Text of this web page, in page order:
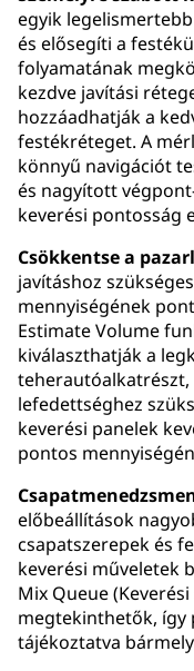
egyik
és elősegíti a
folyamatának
kezdve javítási
hozzáadhatják a
festékréteget. A
könnyű navigációt
és nagyított
keverési pontosság
Csökkentse a
javításhoz
mennyiségének
Estimate Volume
kiválaszthatják a
teherautóalkatrészt,
lefedettséghez
keverési panelek
pontos
előbeállítások
csapatszerepek és
keverési műveletek
Mix Queue
megtekinthetők, így
tájékoztatva